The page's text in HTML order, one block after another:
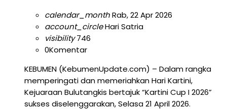
calendar_monthRab, 22 Apr 2026
account_circleHari Satria
visibility746
0Komentar
KEBUMEN (KebumenUpdate.com) – Dalam rangka
memperingati dan memeriahkan Hari Kartini,
Kejuaraan Bulutangkis bertajuk “Kartini Cup I 2026”
sukses diselenggarakan, Selasa 21 April 2026.